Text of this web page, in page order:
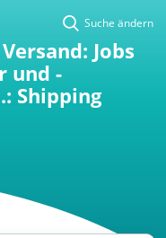
Suche ändern
Jobs
und -
Shipping